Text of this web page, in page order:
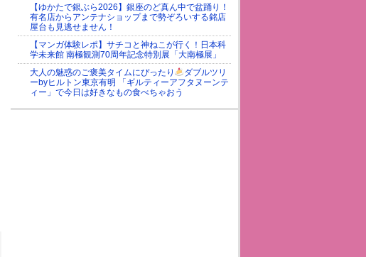
【ゆかたで銀ぶら2026】銀座のど真ん中で盆踊り！
有名店からアンテナショップまで勢ぞろいする銘店
屋台も見逃せません！
【マンガ体験レポ】サチコと神ねこが行く！日本科
学未来館 南極観測70周年記念特別展「大南極展」
大人の魅惑のご褒美タイムにぴったり
ダブルツリ
ーbyヒルトン東京有明 「ギルティーアフタヌーンテ
ィー」で今日は好きなもの食べちゃおう